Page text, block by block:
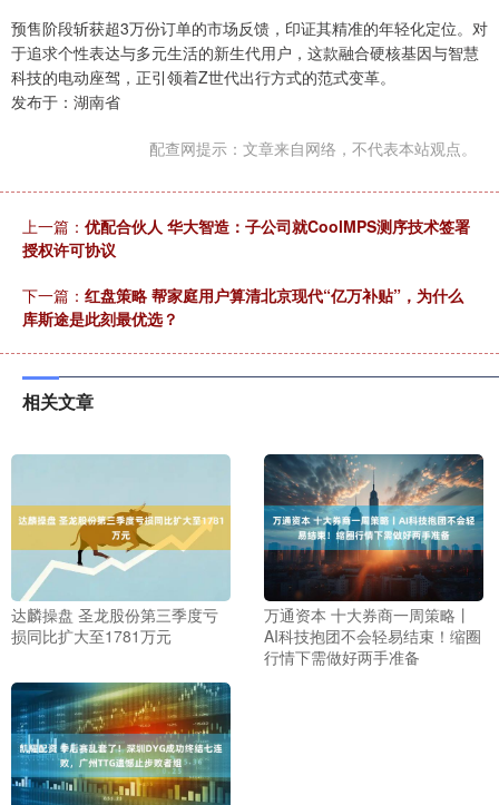
预售阶段斩获超3万份订单的市场反馈，印证其精准的年轻化定位。对
于追求个性表达与多元生活的新生代用户，这款融合硬核基因与智慧
科技的电动座驾，正引领着Z世代出行方式的范式变革。
发布于：湖南省
配查网提示：文章来自网络，不代表本站观点。
上一篇： 优配合伙人 华大智造：子公司就CoolMPS测序技术签署
授权许可协议
下一篇： 红盘策略 帮家庭用户算清北京现代“亿万补贴”，为什么
库斯途是此刻最优选？
相关文章
达麟操盘 圣龙股份第三季度亏
损同比扩大至1781万元
万通资本 十大券商一周策略丨
AI科技抱团不会轻易结束！缩圈
行情下需做好两手准备